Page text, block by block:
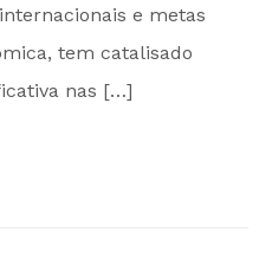
e metas
tem catalisado
nas […]